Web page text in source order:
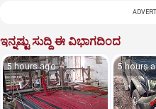
ಇನ್ನಷ್ಟು ಸುದ್ದಿ ಈ ವಿಭಾಗದಿಂದ
5 hours ago 5 hours